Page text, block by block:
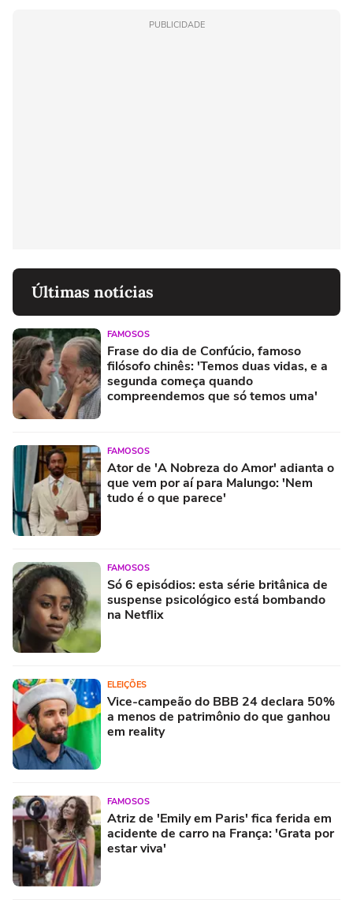
PUBLICIDADE
Últimas notícias
FAMOSOS
Frase do dia de Confúcio, famoso
filósofo chinês: 'Temos duas vidas, e a
segunda começa quando
compreendemos que só temos uma'
FAMOSOS
Ator de 'A Nobreza do Amor' adianta o
que vem por aí para Malungo: 'Nem
tudo é o que parece'
FAMOSOS
Só 6 episódios: esta série britânica de
suspense psicológico está bombando
na Netflix
ELEIÇÕES
Vice-campeão do BBB 24 declara 50%
a menos de patrimônio do que ganhou
em reality
FAMOSOS
Atriz de 'Emily em Paris' fica ferida em
acidente de carro na França: 'Grata por
estar viva'